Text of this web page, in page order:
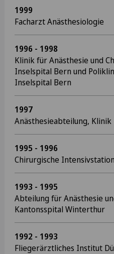
1999
Facharzt Anästhesiologie
1996 - 1998
Klinik für Anästhesie und
Inselspital Bern und
Inselspital Bern
1997
Anästhesieabteilung,
1995 - 1996
Chirurgische
1993 - 1995
Abteilung für Anästhesie
Kantonsspital Winterthur
1992 - 1993
Fliegerärztliches Institut